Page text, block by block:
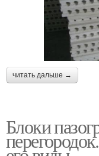
читать дальше →
Блоки